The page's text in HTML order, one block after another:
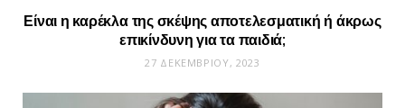
Είναι η καρέκλα της σκέψης αποτελεσματική ή άκρως
επικίνδυνη για τα παιδιά;
27 ΔΕΚΕΜΒΡΊΟΥ, 2023